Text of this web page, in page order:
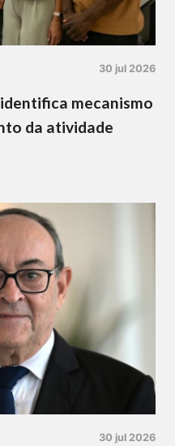
30 jul 2026
mecanismo
da atividade
30 jul 2026